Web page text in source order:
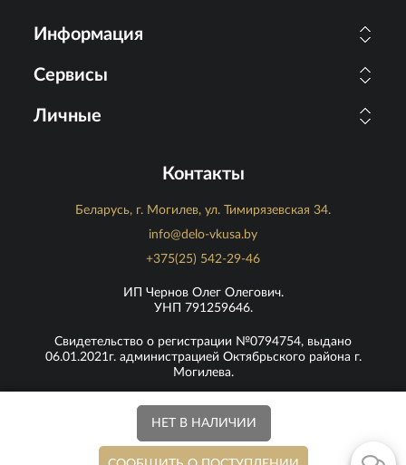
Информация
Сервисы
Личные
Контакты
Беларусь, г. Могилев, ул. Тимирязевская 34.
info@delo-vkusa.by
+375(25) 542-29-46
ИП Чернов Олег Олегович.
УНП 791259646.
Свидетельство о регистрации №0794754, выдано
06.01.2021г. администрацией Октябрьского района г.
Могилева.
Юридический адрес: г. Могилев, ул. Кутепова 26, кв. 9.
Версия для ПК